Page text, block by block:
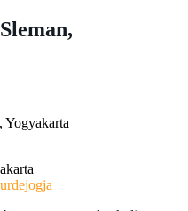
Yogyakarta